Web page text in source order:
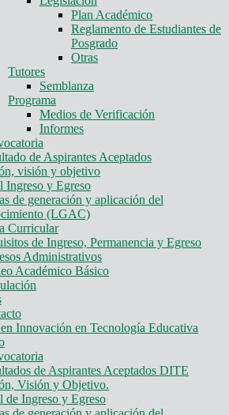
Plan Académico
Reglamento de Estudiantes de
Posgrado
Otras
Tutores
Semblanza
Programa
Medios de Verificación
Informes
de Aspirantes Aceptados
visión y objetivo
Ingreso y Egreso
de generación y aplicación del
(LGAC)
Curricular
de Ingreso, Permanencia y Egreso
Administrativos
Académico Básico
Innovación en Tecnología Educativa
de Aspirantes Aceptados DITE
Visión y Objetivo.
de Ingreso y Egreso